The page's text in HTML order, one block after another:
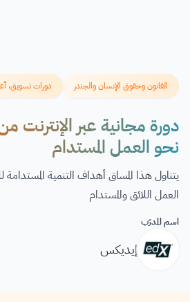
القانون وحقوق الإنسان والجندر دورات تسويق،
نحو العمل المستدام
يتناول هذا المساق أهداف التنمية المستدامة
العمل اللائق والمستدام
اسم المدرّب
إيديكس